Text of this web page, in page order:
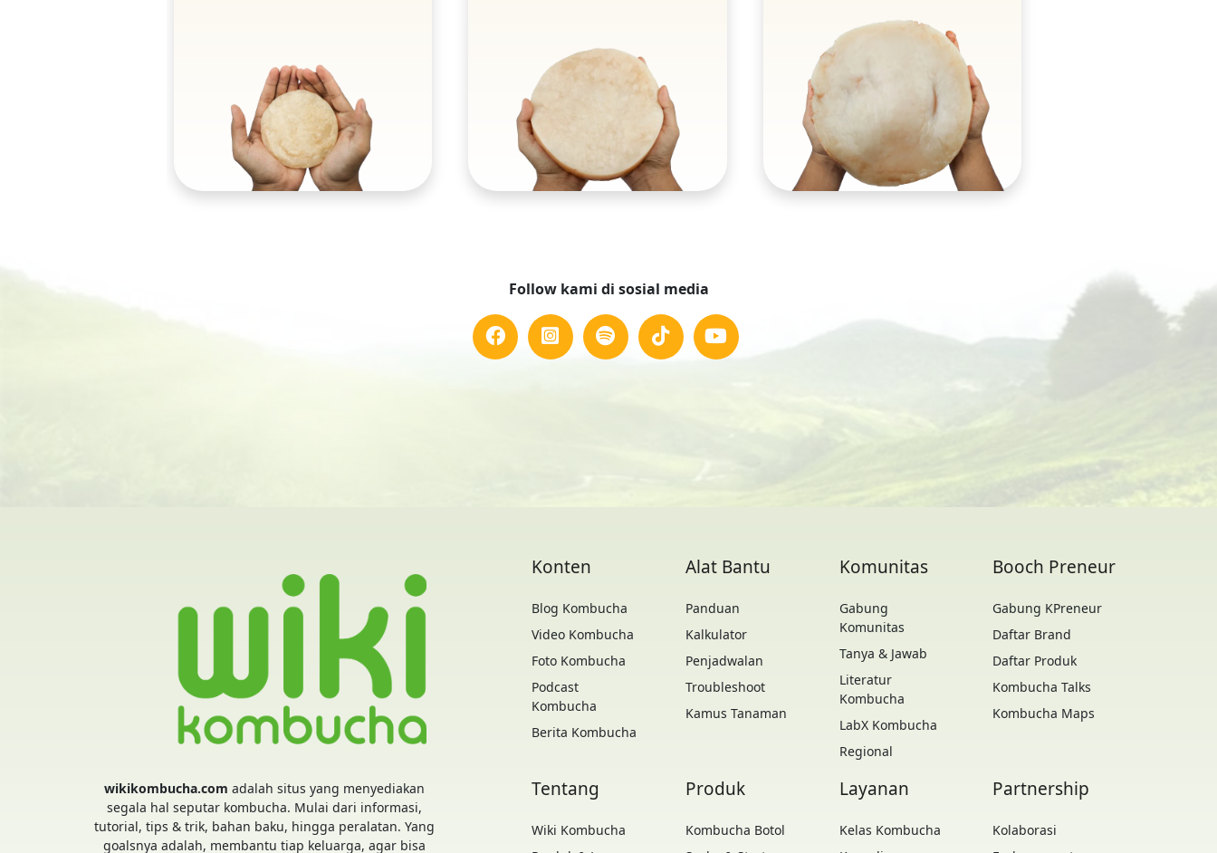
Follow kami di sosial media
Konten
Blog Kombucha
Video Kombucha
Foto Kombucha
Podcast
Kombucha
Berita Kombucha
Alat Bantu
Panduan
Kalkulator
Penjadwalan
Troubleshoot
Kamus Tanaman
Komunitas
Gabung
Komunitas
Tanya & Jawab
Literatur
Kombucha
LabX Kombucha
Regional
Booch Preneur
Gabung KPreneur
Daftar Brand
Daftar Produk
Kombucha Talks
Kombucha Maps
wikikombucha.com adalah situs yang menyediakan
segala hal seputar kombucha. Mulai dari informasi,
tutorial, tips & trik, bahan baku, hingga peralatan. Yang
goalsnya adalah, membantu tiap keluarga, agar bisa
Tentang
Wiki Kombucha
Produk
Kombucha Botol
Layanan
Kelas Kombucha
Partnership
Kolaborasi